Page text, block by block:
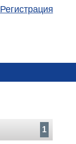
Регистрация
1